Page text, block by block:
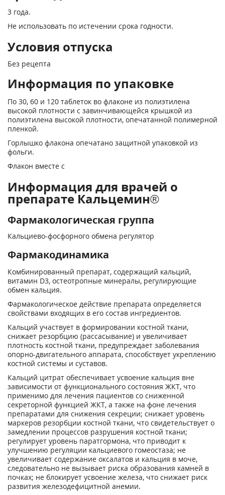
3 года.
Не использовать по истечении срока годности.
Условия отпуска
Без рецепта
Информация по упаковке
По 30, 60 и 120 таблеток во флаконе из полиэтилена
высокой плотности с завинчивающейся крышкой из
полиэтилена высокой плотности, опечатанной полимерной
пленкой.
Горлышко флакона опечатано защитной упаковкой из
фольги.
Флакон вместе с
Информация для врачей о
препарате Кальцемин®
Фармакологическая группа
Кальциево-фосфорного обмена регулятор
Фармакодинамика
Комбинированный препарат, содержащий кальций,
витамин D3, остеотропные минералы, регулирующие
обмен кальция.
Фармакологическое действие препарата определяется
свойствами входящих в его состав ингредиентов.
Кальций участвует в формировании костной ткани,
снижает резорбцию (рассасывание) и увеличивает
плотность костной ткани, предупреждает заболевания
опорно-двигательного аппарата, способствует укреплению
костной системы и суставов.
Кальций цитрат обеспечивает усвоение кальция вне
зависимости от функционального состояния ЖКТ, что
применимо для лечения пациентов со сниженной
секреторной функцией ЖКТ, а также на фоне лечения
препаратами для снижения секреции; снижает уровень
маркеров резорбции костной ткани, что свидетельствует о
замедлении процессов разрушения костной ткани;
регулирует уровень паратгормона, что приводит к
улучшению регуляции кальциевого гомеостаза; не
увеличивает содержание оксалатов и кальция в моче,
следовательно не вызывает риска образования камней в
почках; не блокирует усвоение железа, что снижает риск
развития железодефицитной анемии.